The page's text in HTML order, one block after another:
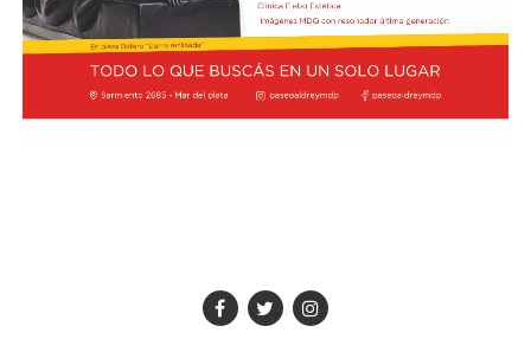
Los participantes menores de 8 años deberán asistir
acompañados por una persona adulta (menores
asistentes $12.000 y adulto acompañante $5.000). Las
entradas están disponibles en la boletería de lunes a
de entre 3 y 7 años junto a sus familias potencian la
imaginación y fortalecen el hábito lector. Estas tres